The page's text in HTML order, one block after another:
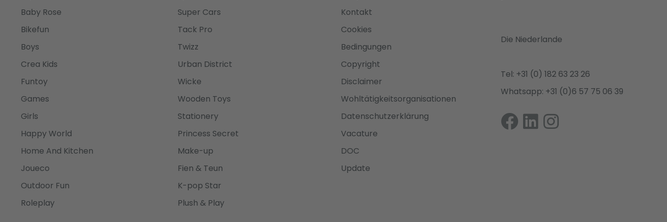
Baby Rose
Bikefun
Boys
Crea Kids
Funtoy
Games
Girls
Happy World
Home And Kitchen
Joueco
Outdoor Fun
Roleplay
Super Cars
Tack Pro
Twizz
Urban District
Wicke
Wooden Toys
Stationery
Princess Secret
Make-up
Fien & Teun
K-pop Star
Plush & Play
Kontakt
Cookies
Bedingungen
Copyright
Disclaimer
Wohltätigkeitsorganisationen
Datenschutzerklärung
Vacature
DOC
Update
Die Niederlande
Tel: +31 (0) 182 63 23 26
Whatsapp: +31 (0)6 57 75 06 39